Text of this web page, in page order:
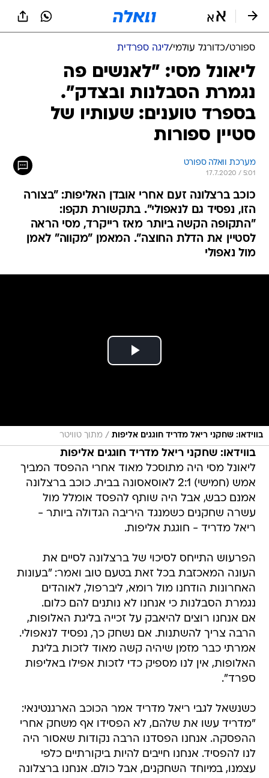
ספורט/כדורגל עולמי/ליגה ספרדית
ליאונל מסי: "לאנשים פה
נגמרת הסבלנות ובצדק".
בספרד טוענים: שעותיו של
סטיין ספורות
מערכת וואלה ספורט
17.7.2020 / 5:01
כוכב ברצלונה זעם אחרי אובדן האליפות: "בצורה
הזו, נפסיד גם לנאפולי". בתקשורת תקפו:
"התקופה הקשה ביותר מאז רייקרד, מסי הראה
לסטיין את הדלת החוצה". המאמן "מקווה" לאמן
מול נאפולי
בווידאו: שחקני ריאל מדריד חוגגים אליפות / מתוך טוויטר
בווידאו: שחקני ריאל מדריד חוגגים אליפות
ליאונל מסי היה מתוסכל מאוד אחרי ההפסד המביך
אמש (חמישי) 2:1 לאוסאסונה בבית. כוכב ברצלונה
אמנם כבש, אבל היה שותף להפסד אומלל מול
עשרה שחקנים כשמנגד היריבה הגדולה ביותר -
ריאל מדריד - חוגגת אליפות.
הפרעוש התייחס לסיכוי של ברצלונה לסיים את
העונה המאכזבת בכל זאת בטעם טוב ואמר: "בעונות
האחרונות הודחנו מול רומא, ליברפול, לאוהדים
נגמרת הסבלנות כי אנחנו לא נותנים להם כלום.
אם אנחנו רוצים להיאבק על זכייה בליגת האלופות,
הרבה צריך להשתנות. אם נשחק כך, נפסיד לנאפולי.
אמרתי כבר מזמן שיהיה קשה מאוד לזכות בליגת
האלופות, אין לנו מספיק כדי לזכות אפילו באליפות
ספרד".
כשנשאל לגבי ריאל מדריד אמר הכוכב הארגנטינאי:
"מדריד עשו את שלהם, לא הפסידו אף משחק אחרי
ההפסקה. אנחנו הפסדנו הרבה נקודות שאסור היה
לנו להפסיד. אנחנו חייבים להיות ביקורתיים כלפי
עצמנו, במיוחד השחקנים, אבל כולם. אנחנו ברצלונה